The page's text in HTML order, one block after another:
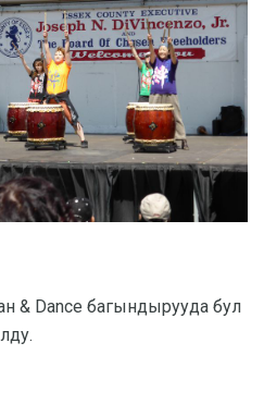
& Dance багындырууда бул